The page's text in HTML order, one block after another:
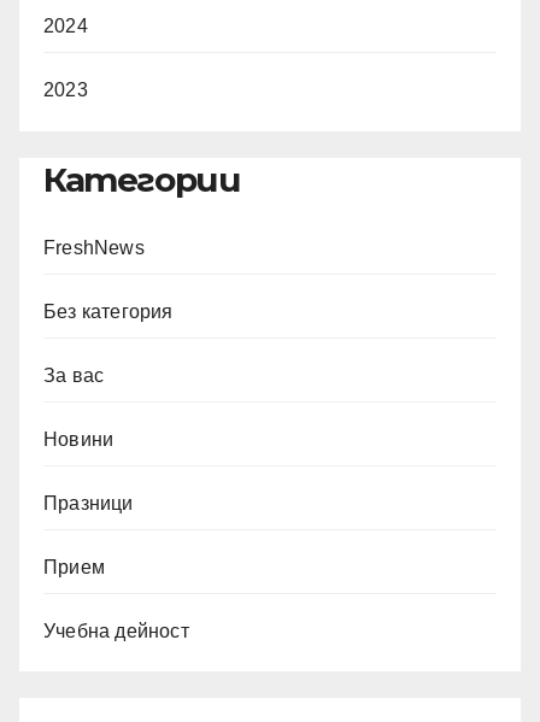
2024
2023
Категории
FreshNews
Без категория
За вас
Новини
Празници
Прием
Учебна дейност